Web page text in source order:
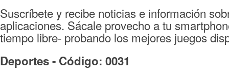
Suscríbete y recibe noticias e información
aplicaciones. Sácale provecho a tu
tiempo libre- probando los mejores juegos
Deportes - Código: 0031